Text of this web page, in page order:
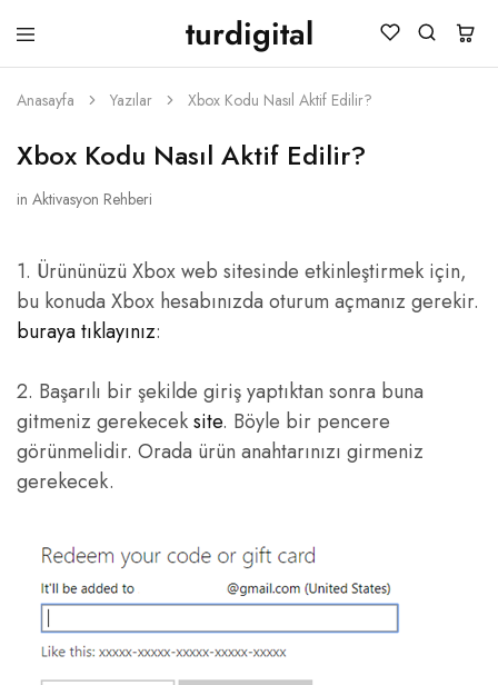
turdigital
TURDIGITAL
Dijital
Kartları
Kartları
&
Üyelik
Paketleri
Anasayfa Yazılar Xbox Kodu Nasıl Aktif Edilir?
Xbox Kodu Nasıl Aktif Edilir?
in Aktivasyon Rehberi
1. Ürününüzü Xbox web sitesinde etkinleştirmek için,
bu konuda Xbox hesabınızda oturum açmanız gerekir.
buraya tıklayınız:
2. Başarılı bir şekilde giriş yaptıktan sonra buna
gitmeniz gerekeceksite. Böyle bir pencere
görünmelidir. Orada ürün anahtarınızı girmeniz
gerekecek.